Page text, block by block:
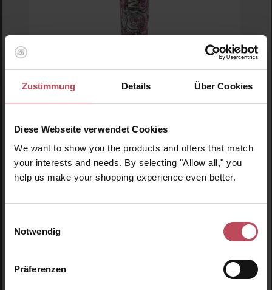
Zustimmung Details Über Cookies
Diese Webseite verwendet Cookies
We want to show you the products and offers that match
your interests and needs. By selecting "Allow all," you
help us make your shopping experience even better.
Notwendig
Präferenzen
Marvis
Kissing Rose Toothpaste
Zahnpasta
(19,00 CHF / 100 ml)
Inkl. MwSt
Produkt Anzahl: Gib den gewünschten Wert